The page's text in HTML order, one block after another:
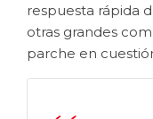
respuesta rápida
otras grandes
parche en